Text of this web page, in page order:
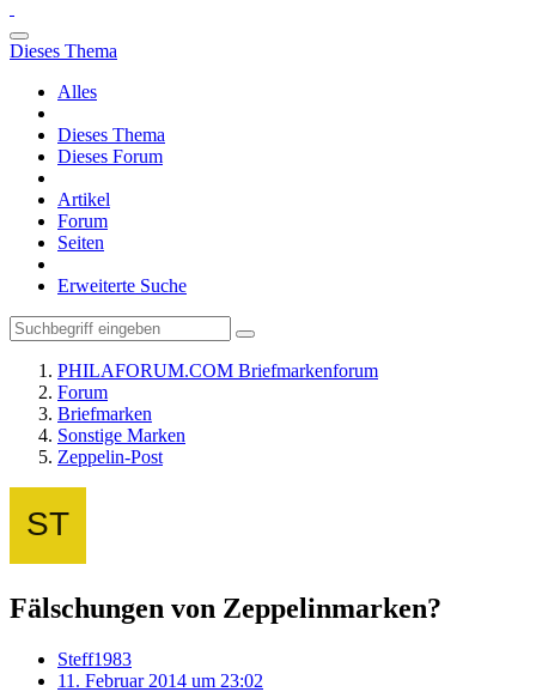
Dieses Thema
Alles
Dieses Thema
Dieses Forum
Artikel
Forum
Seiten
Erweiterte Suche
PHILAFORUM.COM Briefmarkenforum
Forum
Briefmarken
Sonstige Marken
Zeppelin-Post
Fälschungen von Zeppelinmarken?
Steff1983
11. Februar 2014 um 23:02